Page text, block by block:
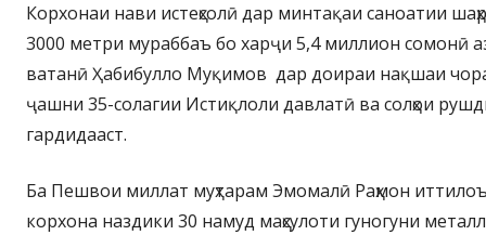
Корхонаи нави истеҳсолӣ дар минтақаи саноатии
3000 метри мураббаъ бо харҷи 5,4 миллион сомонӣ
ватанӣ Ҳабибулло Муқимов дар доираи нақшаи
ҷашни 35-солагии Истиқлоли давлатӣ ва солҳои
гардидааст.
Ба Пешвои миллат муҳтарам Эмомалӣ Раҳмон
корхона наздики 30 намуд маҳсулоти гуногуни